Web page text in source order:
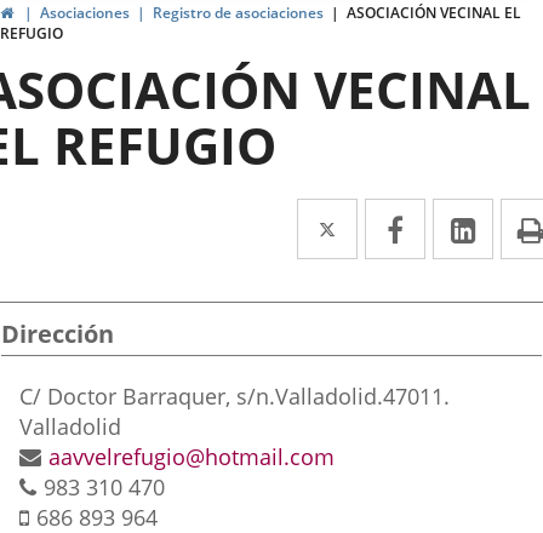
InicioAsociaciones Registro de asociaciones
ASOCIACIÓN VECINAL EL
REFUGIO
VECINAL
REFUGIO
Twitter
Enlace
a
una
externa.
Facebook
Enlace
a
una
externa.
a
una
Dirección
Dirección
postal
C/ Doctor Barraquer, s/n.Valladolid.47011.
Valladolid
Dirección
de
correo
aavvelrefugio@hotmail.com
Teléfonos
983 310 470
Móvil
686 893 964